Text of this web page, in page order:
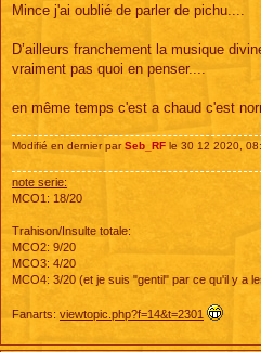
s
g
Mince j'ai oublié de parler de pichu....
D’ailleurs franchement la musique
vraiment pas quoi en penser....
en même temps c'est a chaud c'est
Modifié en dernier parSeb_RF le 30 12 2020,
note serie:
MCO1: 18/20
Trahison/Insulte totale:
MCO2: 9/20
MCO3: 4/20
MCO4: 3/20 (et je suis "gentil" par ce qu'il y a
Fanarts: viewtopic.php?f=14&t=2301